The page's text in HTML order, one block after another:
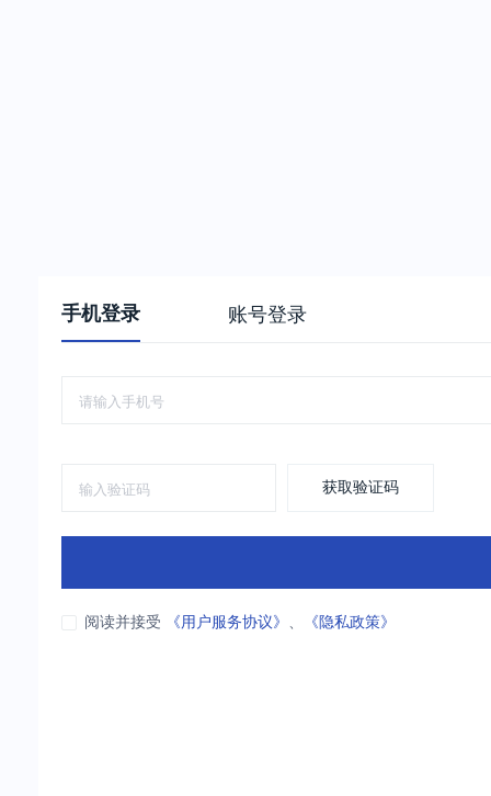
手机登录 账号登录
获取验证码
阅读并接受 《用户服务协议》 、 《隐私政策》